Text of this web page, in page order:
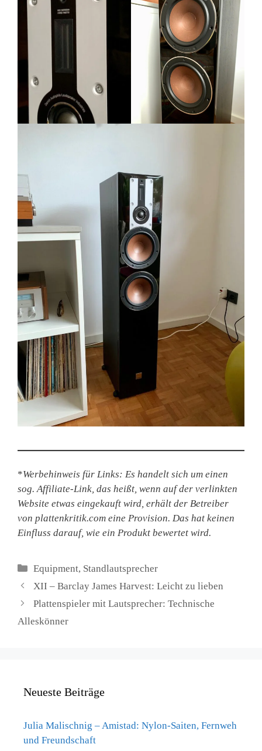
*Werbehinweis für Links: Es handelt sich um einen
sog. Affiliate-Link, das heißt, wenn auf der verlinkten
Website etwas eingekauft wird, erhält der Betreiber
von plattenkritik.com eine Provision. Das hat keinen
Einfluss darauf, wie ein Produkt bewertet wird.
Kategorien
Equipment, Standlautsprecher
XII – Barclay James Harvest: Leicht zu lieben
Plattenspieler mit Lautsprecher: Technische
Alleskönner
Neueste Beiträge
Julia Malischnig – Amistad: Nylon-Saiten, Fernweh
und Freundschaft